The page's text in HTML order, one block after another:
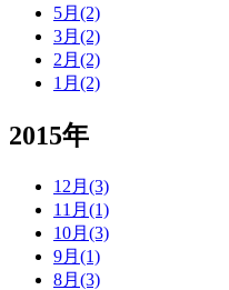
5月(2)
3月(2)
2月(2)
1月(2)
2015年
12月(3)
11月(1)
10月(3)
9月(1)
8月(3)